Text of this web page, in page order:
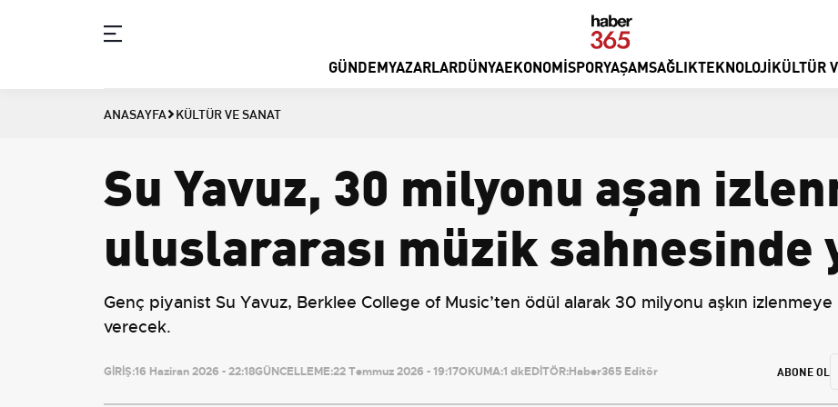
GÜNDEMYAZARLARDÜNYAEKONOMISPORYAŞAMSAĞLIKTEKNOLOJIKÜLTÜR
ANASAYFA KÜLTÜR VE SANAT
Su Yavuz, 30 milyonu aşan
uluslararası müzik
Genç piyanist Su Yavuz, Berklee College of Music’ten ödül alarak 30 milyonu aşkın
verecek.
GİRİŞ:16 Haziran 2026 - 22:18GÜNCELLEME:22 Temmuz 2026 - 19:17OKUMA:1 dkEDİTÖR:Haber365 Editör ABONE OL